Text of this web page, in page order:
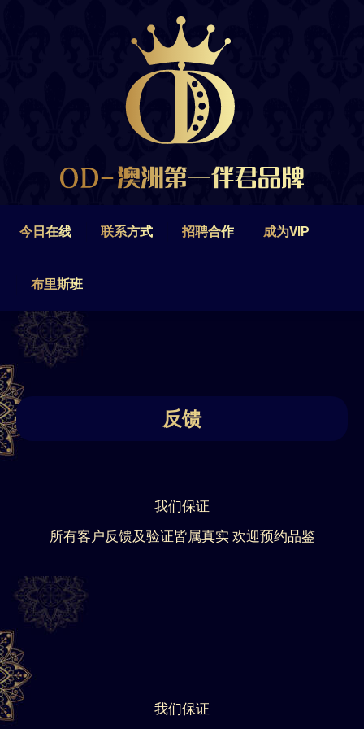
今日在线 联系方式 招聘合作 成为VIP
布里斯班
反馈
我们保证
所有客户反馈及验证皆属真实 欢迎预约品鉴
我们保证
联系方式 招聘合作
布里斯班